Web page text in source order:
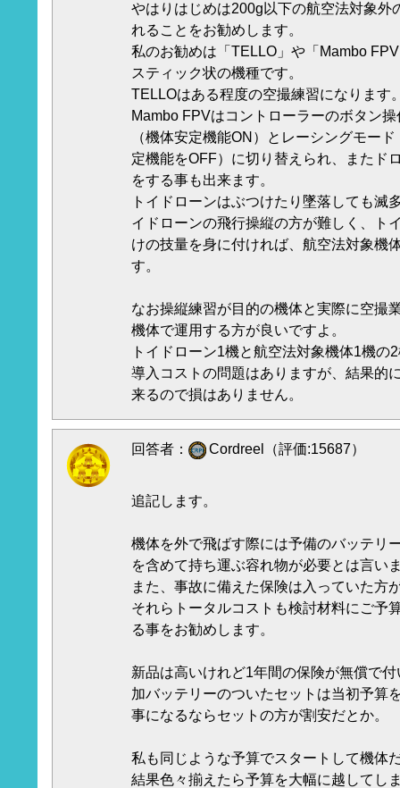
やはりはじめは200g以下の航空法対象外
れることをお勧めします。
私のお勧めは「TELLO」や「Mambo
スティック状の機種です。
TELLOはある程度の空撮練習になります
Mambo FPVはコントローラーのボタン
（機体安定機能ON）とレーシングモー
定機能をOFF）に切り替えられ、またド
をする事も出来ます。
トイドローンはぶつけたり墜落しても滅
イドローンの飛行操縦の方が難しく、ト
けの技量を身に付ければ、航空法対象機
す。
なお操縦練習が目的の機体と実際に空撮
機体で運用する方が良いですよ。
トイドローン1機と航空法対象機体1機の
導入コストの問題はありますが、結果的
来るので損はありません。
回答者： Cordreel（評価:15687）
追記します。
機体を外で飛ばす際には予備のバッテリ
を含めて持ち運ぶ容れ物が必要とは言い
また、事故に備えた保険は入っていた方
それらトータルコストも検討材料にご予
る事をお勧めします。
新品は高いけれど1年間の保険が無償で
加バッテリーのついたセットは当初予算
事になるならセットの方が割安だとか。
私も同じような予算でスタートして機体
結果色々揃えたら予算を大幅に越してし